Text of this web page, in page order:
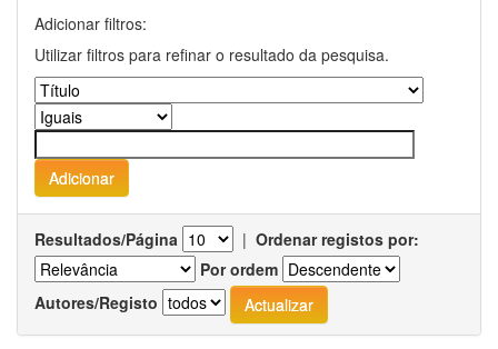
Adicionar filtros:
Utilizar filtros para refinar o resultado da pesquisa.
Resultados/Página | Ordenar registos por:
Por ordem
Autores/Registo